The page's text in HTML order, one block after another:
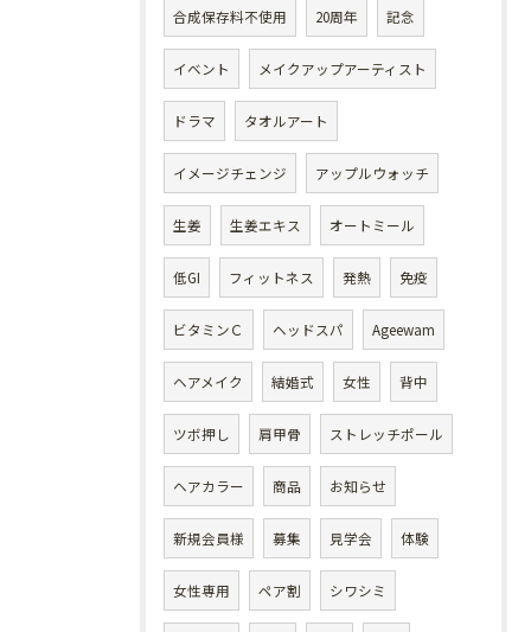
合成保存料不使用 20周年 記念
イベント メイクアップアーティスト
ドラマ タオルアート
イメージチェンジ アップルウォッチ
生姜 生姜エキス オートミール
低GI フィットネス 発熱 免疫
ビタミンＣ ヘッドスパ Ageewam
ヘアメイク 結婚式 女性 背中
ツボ押し 肩甲骨 ストレッチポール
ヘアカラー 商品 お知らせ
新規会員様 募集 見学会 体験
女性専用 ペア割 シワシミ